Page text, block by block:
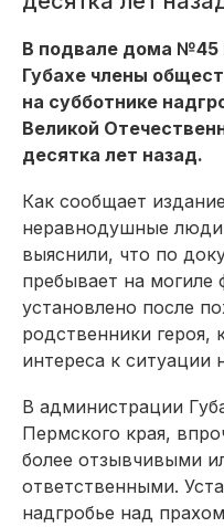
В подвале дома №45
Губахе члены
на субботнике
Великой
десятка лет назад.
Как сообщает
неравнодушные люди
выяснили, что по
пребывает на могиле
установлено после
родственники
интереса к ситуации
В администрации
Пермского края,
более отзывчивыми
ответственными.
надгробье над